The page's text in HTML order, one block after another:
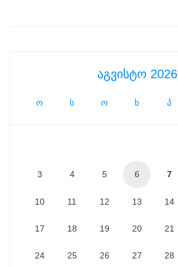
აგვისტო 2026
ო ს ო ხ პ
3 4 5 6 7
10 11 12 13 14
17 18 19 20 21
24 25 26 27 28